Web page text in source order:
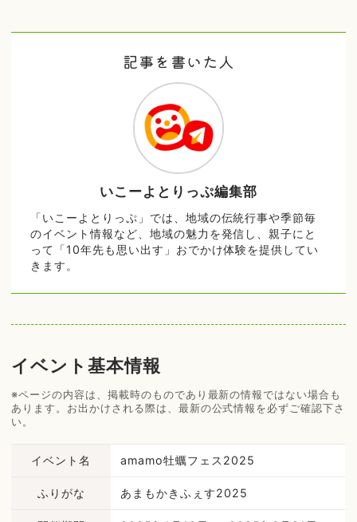
記事を書いた人
いこーよとりっぷ編集部
「いこーよとりっぷ」では、地域の伝統行事や季節毎
のイベント情報など、地域の魅力を発信し、親子にと
って「10年先も思い出す」おでかけ体験を提供してい
きます。
イベント基本情報
※ページの内容は、掲載時のものであり最新の情報ではない場合も
あります。お出かけされる際は、最新の公式情報を必ずご確認下さ
い。
イベント名 amamo牡蠣フェス2025
ふりがな あまもかきふぇす2025